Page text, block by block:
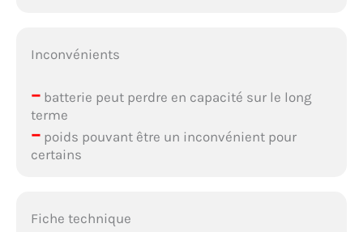
Inconvénients
–batterie peut perdre en capacité sur le long
terme
–poids pouvant être un inconvénient pour
certains
Fiche technique